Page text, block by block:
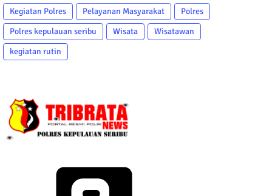
Kegiatan Polres
Pelayanan Masyarakat
Polres
Polres kepulauan seribu
Wisata
Wisatawan
kegiatan rutin